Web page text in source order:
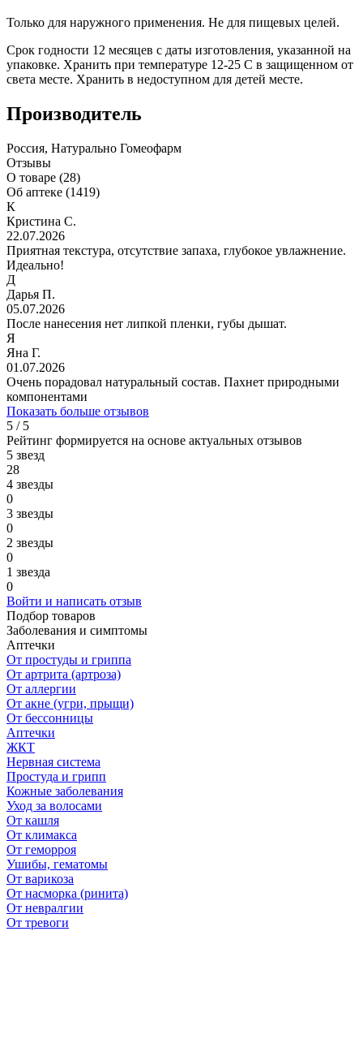
Только для наружного применения. Не для пищевых целей.
Срок годности 12 месяцев с даты изготовления, указанной на
упаковке. Хранить при температуре 12-25 С в защищенном от
света месте. Хранить в недоступном для детей месте.
Производитель
Россия, Натурально Гомеофарм
Отзывы
О товаре (28)
Об аптеке (1419)
К
Кристина С.
22.07.2026
Приятная текстура, отсутствие запаха, глубокое увлажнение.
Идеально!
Д
Дарья П.
05.07.2026
После нанесения нет липкой пленки, губы дышат.
Я
Яна Г.
01.07.2026
Очень порадовал натуральный состав. Пахнет природными
компонентами
Показать больше отзывов
5 / 5
Рейтинг формируется на основе актуальных отзывов
5 звезд
28
4 звезды
0
3 звезды
0
2 звезды
0
1 звезда
0
Войти и написать отзыв
Подбор товаров
Заболевания и симптомы
Аптечки
От простуды и гриппа
От артрита (артроза)
От аллергии
От акне (угри, прыщи)
От бессонницы
Аптечки
ЖКТ
Нервная система
Простуда и грипп
Кожные заболевания
Уход за волосами
От кашля
От климакса
От геморроя
Ушибы, гематомы
От варикоза
От насморка (ринита)
От невралгии
От тревоги